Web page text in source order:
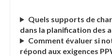
Quels supports de
dans la planification des
Comment évaluer si
répond aux exigences